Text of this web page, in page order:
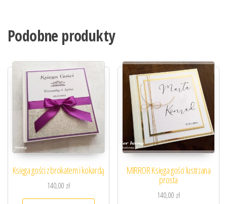
Podobne produkty
Księga gości z brokatem i kokardą
140,00 zł
MIRROR Księga gości lustrzana
prosta
140,00 zł